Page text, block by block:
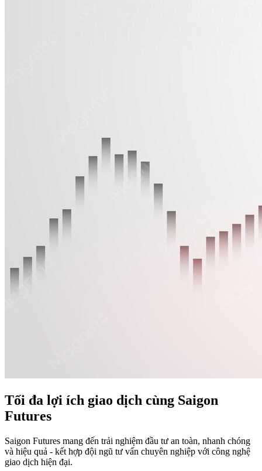
Tối đa lợi ích giao dịch cùng Saigon
Futures
Saigon Futures mang đến trải nghiệm đầu tư an toàn, nhanh chóng
và hiệu quả - kết hợp đội ngũ tư vấn chuyên nghiệp với công nghệ
giao dịch hiện đại.